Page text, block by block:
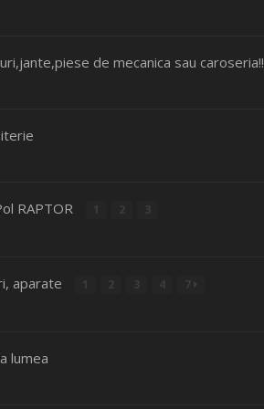
de mecanica sau caroseria!!
RAPTOR
aparate
lumea